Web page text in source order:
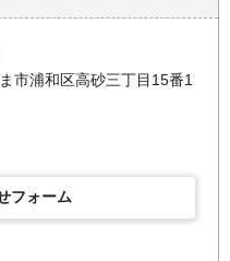
市浦和区高砂三丁目15番1
フォーム